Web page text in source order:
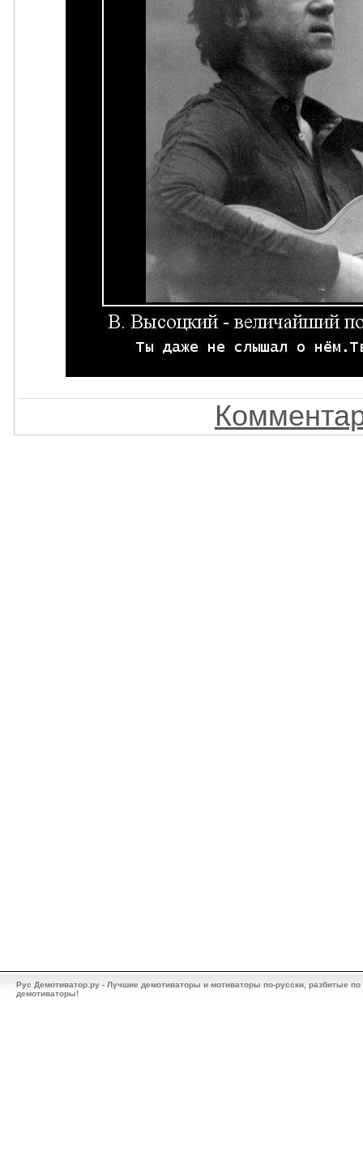
Рус Демотиватор.ру - Лучшие демотиваторы и мотиваторы по-русски, разбитые
демотиваторы!